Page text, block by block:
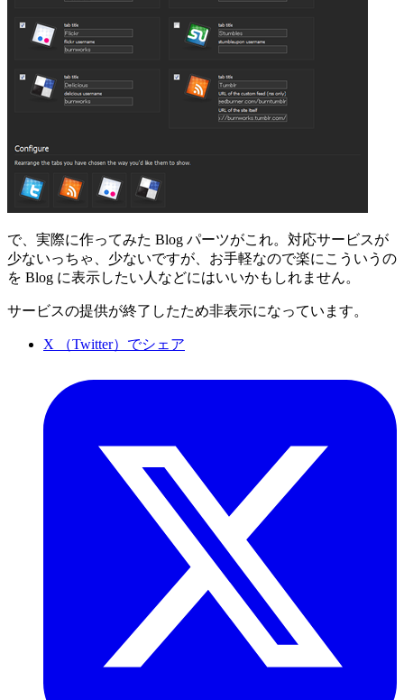
で、実際に作ってみた Blog パーツがこれ。対応サービスが
少ないっちゃ、少ないですが、お手軽なので楽にこういうの
を Blog に表示したい人などにはいいかもしれません。
サービスの提供が終了したため非表示になっています。
X （Twitter）でシェア